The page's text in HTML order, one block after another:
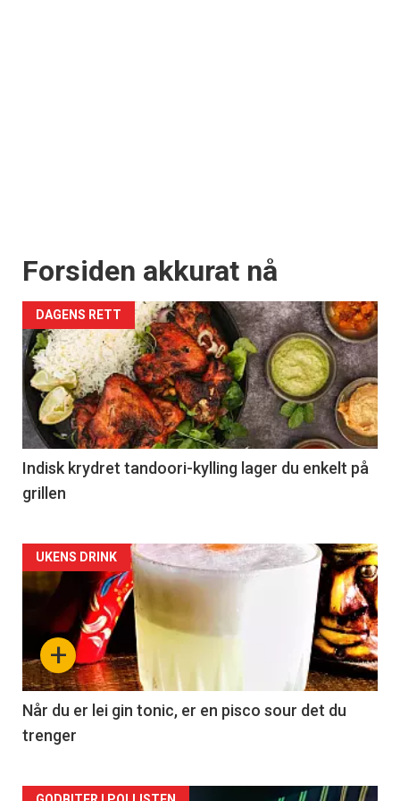
Forsiden akkurat nå
DAGENS RETT
Indisk krydret tandoori-kylling lager du enkelt på
grillen
Forsiden
akkurat
nå
-
2
+
UKENS DRINK
Når du er lei gin tonic, er en pisco sour det du
trenger